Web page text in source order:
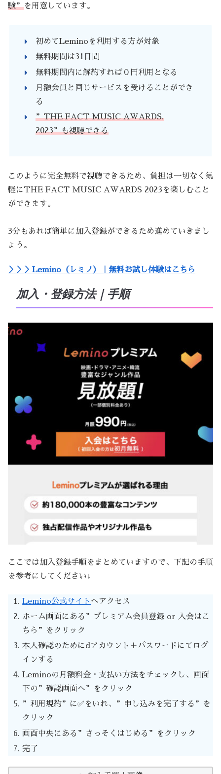
験”を用意しています。
初めてLeminoを利用する方が対象
無料期間は31日間
無料期間内に解約すれば０円利用となる
月額会員と同じサービスを受けることができ
る
”THE FACT MUSIC AWARDS.
2023”も視聴できる
このように完全無料で視聴できるため、負担は一切なく気
軽にTHE FACT MUSIC AWARDS 2023を楽しむこと
ができます。
3分もあれば簡単に加入登録ができるため進めていきまし
ょう。
＞＞＞Lemino（レミノ）｜無料お試し体験はこちら
加入・登録方法｜手順
ここでは加入登録手順をまとめていますので、下記の手順
を参考にしてください↓
Lemino公式サイト へアクセス
ホーム画面にある”プレミアム会員登録 or 入会はこ
ちら”をクリック
本人確認のためにdアカウント＋パスワードにてログ
インする
Leminoの月額料金・支払い方法をチェックし、画面
下の”確認画面へ”をクリック
”利用規約”に✅をいれ、”申し込みを完了する”を
クリック
画面中央にある”さっそくはじめる”をクリック
完了